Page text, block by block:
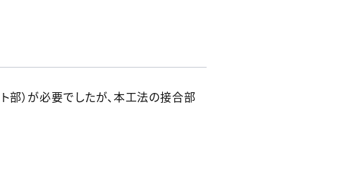
）が必要でしたが、本工法の接合部